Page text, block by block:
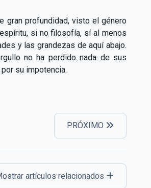
gran profundidad, visto el género
si no filosofía, sí al menos
y las grandezas de aquí abajo.
no ha perdido nada de sus
su impotencia.
PRÓXIMO
artículos relacionados